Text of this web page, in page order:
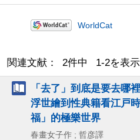
WorldCat
関連文献： 2件中 1-2を表示
「去了」到底是要去哪
浮世繪到性典籍看江戸
福」的極樂世界
春畫女子作 ; 哲彦譯